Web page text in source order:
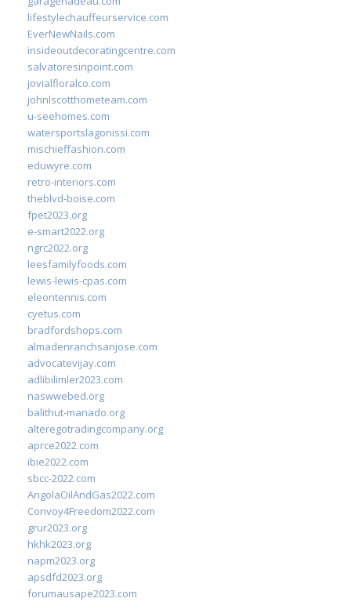
lifestylechauffeurservice.com
EverNewNails.com
insideoutdecoratingcentre.com
salvatoresinpoint.com
jovialfloralco.com
johnlscotthometeam.com
u-seehomes.com
watersportslagonissi.com
mischieffashion.com
eduwyre.com
retro-interiors.com
theblvd-boise.com
fpet2023.org
e-smart2022.org
ngrc2022.org
leesfamilyfoods.com
lewis-lewis-cpas.com
eleontennis.com
cyetus.com
bradfordshops.com
almadenranchsanjose.com
advocatevijay.com
adlibilimler2023.com
naswwebed.org
balithut-manado.org
alteregotradingcompany.org
aprce2022.com
ibie2022.com
sbcc-2022.com
AngolaOilAndGas2022.com
Convoy4Freedom2022.com
grur2023.org
hkhk2023.org
napm2023.org
apsdfd2023.org
forumausape2023.com